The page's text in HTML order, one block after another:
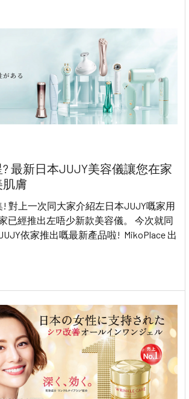
最新日本JUJY美容儀讓您在家
膚
對上一次同大家介紹左日本JUJY嘅家用
已經推出左唔少新款美容儀。 今次就同
依家推出嘅最新產品啦! MikoPlace 出